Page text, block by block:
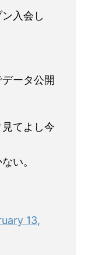
入会し
ータ公開
てよし今
い。
13,